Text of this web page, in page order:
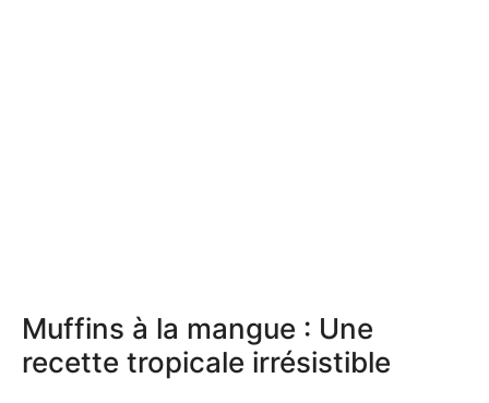
Muffins à la mangue : Une
recette tropicale irrésistible